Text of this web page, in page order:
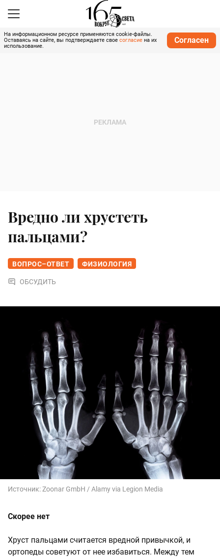
На информационном ресурсе применяются cookie-файлы.
Оставаясь на сайте, вы подтверждаете свое согласие на их
использование.
Согласен
Вредно ли хрустеть
пальцами?
ВОПРОС–ОТВЕТ ФИЗИОЛОГИЯ
ОБСУДИТЬ
Источник:Zoonar GmbH / Alamy via Legion Media
Скорее нет
Хруст пальцами считается вредной привычкой, и
ортопеды советуют от нее избавиться. Между тем